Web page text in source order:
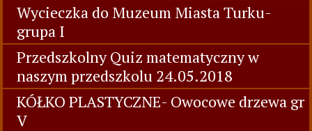
Wycieczka do Muzeum Miasta Turku-
grupa I
Przedszkolny Quiz matematyczny w
naszym przedszkolu 24.05.2018
KÓŁKO PLASTYCZNE- Owocowe drzewa gr
V